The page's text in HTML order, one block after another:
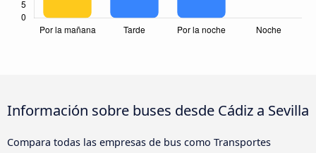
Información sobre buses desde Cádiz a Sevilla
Compara todas las empresas de bus como Transportes